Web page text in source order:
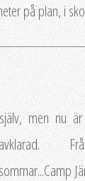
på plan, i
men nu